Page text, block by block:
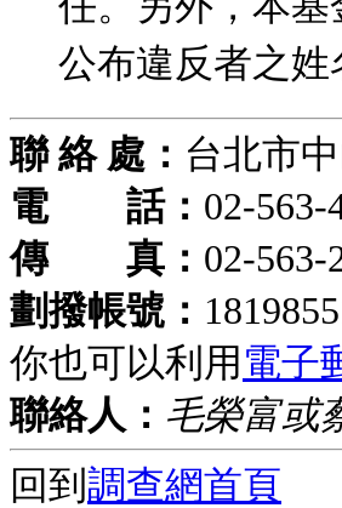
任。另外，本基
公布違反者之
聯 絡 處： 台北市
電 話： 02-563-
傳 真： 02-563-
劃撥帳號：
你也可以利用 電子
聯絡人： 毛榮富或
回到 調查網首頁